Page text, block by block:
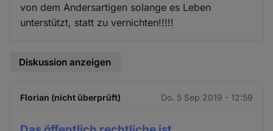
von dem Andersartigen solange es Leben
unterstützt, statt zu vernichten!!!!!
Diskussion anzeigen
Florian (nicht überprüft) Do. 5 Sep 2019 - 12:59